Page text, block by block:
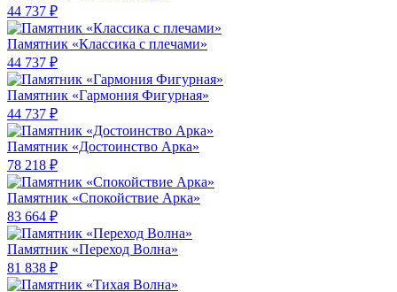
44 737 ₽
Памятник «Классика c плечами»
44 737 ₽
Памятник «Гармония Фигурная»
44 737 ₽
Памятник «Достоинство Арка»
78 218 ₽
Памятник «Спокойствие Арка»
83 664 ₽
Памятник «Переход Волна»
81 838 ₽